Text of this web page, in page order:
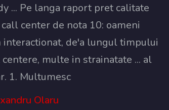
... Pe langa raport pret calitate
center de nota 10: oameni
interactionat, de'a lungul timpului
multe in strainatate ... al
1. Multumesc
Olaru